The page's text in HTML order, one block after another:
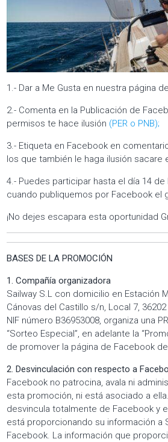
1.- Dar a Me Gusta en nuestra página de
2.- Comenta en la Publicación de
permisos te hace ilusión (PER o PNB);
3.- Etiqueta en Facebook en
los que también le haga ilusión sacare
4.- Puedes participar hasta el día 14
cuando publiquemos por Facebook el
¡No dejes escapara esta oportunidad
BASES DE LA PROMOCIÓN
1. Compañía organizadora
Sailway S.L con domicilio en Estación
Cánovas del Castillo s/n, Local 7,
NIF número B36953008, organiza una
“Sorteo Especial”, en adelante la
de promover la página de Facebook
2. Desvinculación con respecto a
Facebook no patrocina, avala ni
esta promoción, ni está asociado a
desvincula totalmente de Facebook y
está proporcionando su información a
Facebook. La información que